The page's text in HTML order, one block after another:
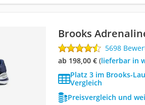
Brooks
5698
ab 198,00 €( Lieferbar in
Platz 3 im Brooks-
Vergleich
Preisvergleich und